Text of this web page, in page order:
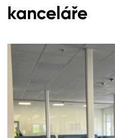
kanceláře